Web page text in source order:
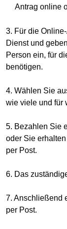
Antrag online
3. Für die
Dienst und
Person ein, für
benötigen.
4. Wählen Sie
wie viele und für
5. Bezahlen Sie
oder Sie
per Post.
6. Das
7. Anschließend
per Post.